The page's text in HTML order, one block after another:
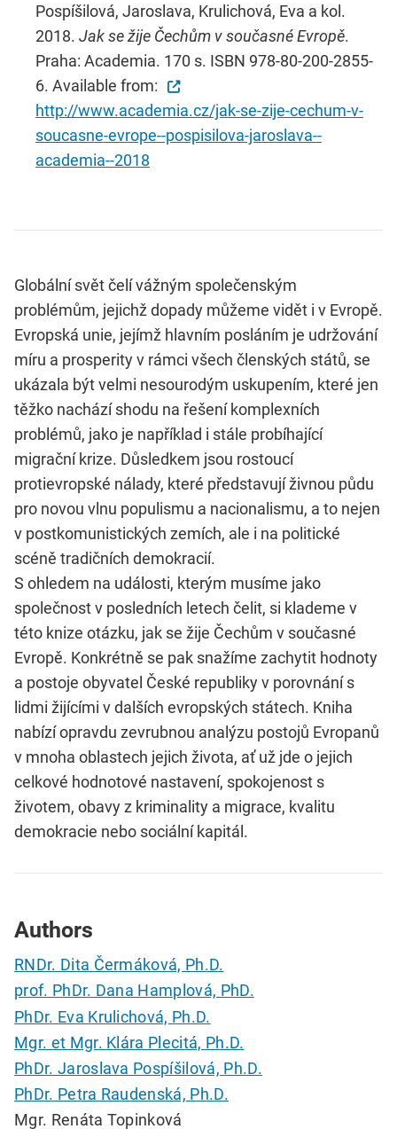
Pospíšilová, Jaroslava, Krulichová, Eva a kol.
2018. Jak se žije Čechům v současné Evropě.
Praha: Academia. 170 s. ISBN 978-80-200-2855-
6. Available from:
http://www.academia.cz/jak-se-zije-cechum-v-
soucasne-evrope--pospisilova-jaroslava--
academia--2018
Globální svět čelí vážným společenským
problémům, jejichž dopady můžeme vidět i v Evropě.
Evropská unie, jejímž hlavním posláním je udržování
míru a prosperity v rámci všech členských států, se
ukázala být velmi nesourodým uskupením, které jen
těžko nachází shodu na řešení komplexních
problémů, jako je například i stále probíhající
migrační krize. Důsledkem jsou rostoucí
protievropské nálady, které představují živnou půdu
pro novou vlnu populismu a nacionalismu, a to nejen
v postkomunistických zemích, ale i na politické
scéně tradičních demokracií.
S ohledem na události, kterým musíme jako
společnost v posledních letech čelit, si klademe v
této knize otázku, jak se žije Čechům v současné
Evropě. Konkrétně se pak snažíme zachytit hodnoty
a postoje obyvatel České republiky v porovnání s
lidmi žijícími v dalších evropských státech. Kniha
nabízí opravdu zevrubnou analýzu postojů Evropanů
v mnoha oblastech jejich života, ať už jde o jejich
celkové hodnotové nastavení, spokojenost s
životem, obavy z kriminality a migrace, kvalitu
demokracie nebo sociální kapitál.
Authors
RNDr. Dita Čermáková, Ph.D.
prof. PhDr. Dana Hamplová, PhD.
PhDr. Eva Krulichová, Ph.D.
Mgr. et Mgr. Klára Plecitá, Ph.D.
PhDr. Jaroslava Pospíšilová, Ph.D.
PhDr. Petra Raudenská, Ph.D.
Mgr. Renáta Topinková